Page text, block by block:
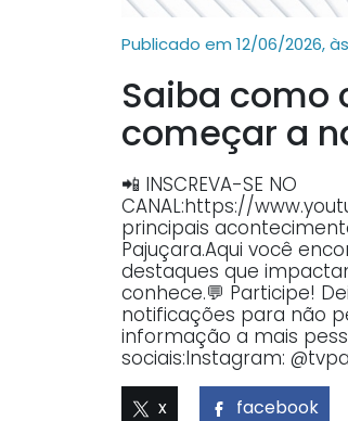
Publicado em 12/06/2026,
Saiba como
começar a
📲 INSCREVA-SE NO
CANAL:https://
principais
Pajuçara.Aqui você
destaques que
conhece.💬 Participe!
notificações para não
informação a mais
sociais:Instagram:
x facebook